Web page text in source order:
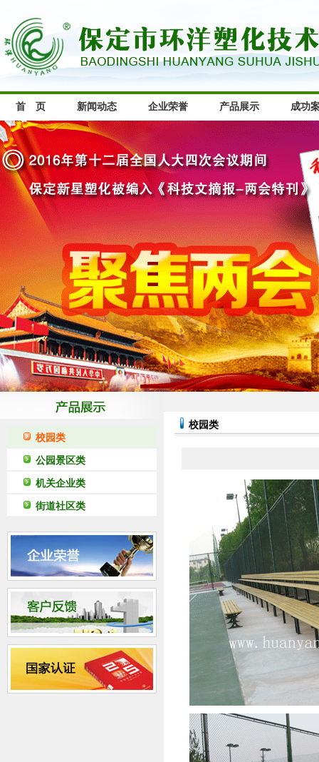
首 页 新闻动态 企业荣誉 产品展示 成功
校园类
公园景区类
机关企业类
街道社区类
校园类